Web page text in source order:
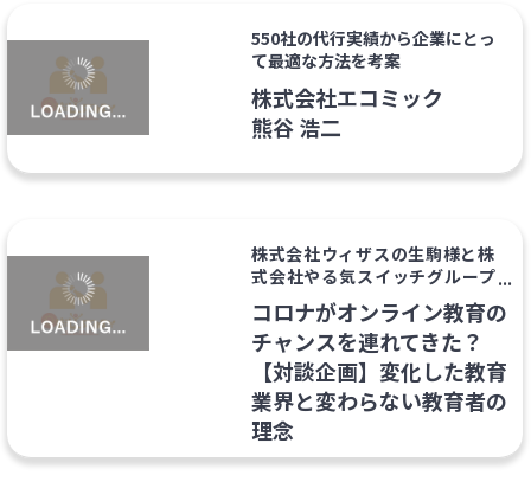
550社の代行実績から企業にとっ
て最適な方法を考案
株式会社エコミック
熊谷 浩二
株式会社ウィザスの生駒様と株
式会社やる気スイッチグループ
正木様の特別対談
コロナがオンライン教育の
チャンスを連れてきた？
【対談企画】変化した教育
業界と変わらない教育者の
理念